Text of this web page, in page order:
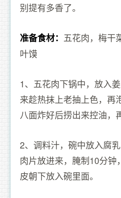
别提有多香了。
准备食材： 五花肉，梅干
叶馍
1、五花肉下锅中，放入
来趁热抹上老抽上色，再
八面炸好后捞出来控油，
2、调料汁，碗中放入腐
肉片放进来，腌制10分
皮朝下放入碗里面。